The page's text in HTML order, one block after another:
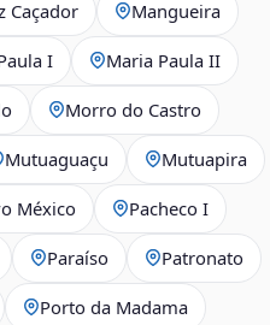
Caçador Mangueira
I Maria Paula II
Morro do Castro
Mutuaguaçu Mutuapira
México Pacheco I
Paraíso Patronato
Porto da Madama